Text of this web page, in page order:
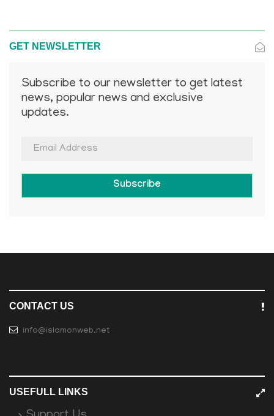
GET NEWSLETTER
Subscribe to our newsletter to get latest
news, popular news and exclusive
updates.
Subscribe
CONTACT US
info@islamonweb.net
USEFULL LINKS